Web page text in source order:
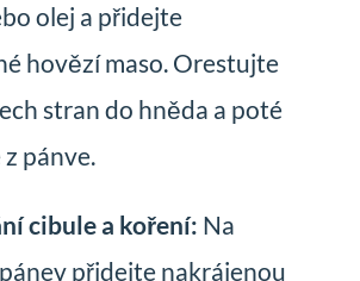
olej a přidejte
hovězí maso. Orestujte
stran do hněda a poté
pánve.
cibule a koření: Na
přidejte nakrájenou